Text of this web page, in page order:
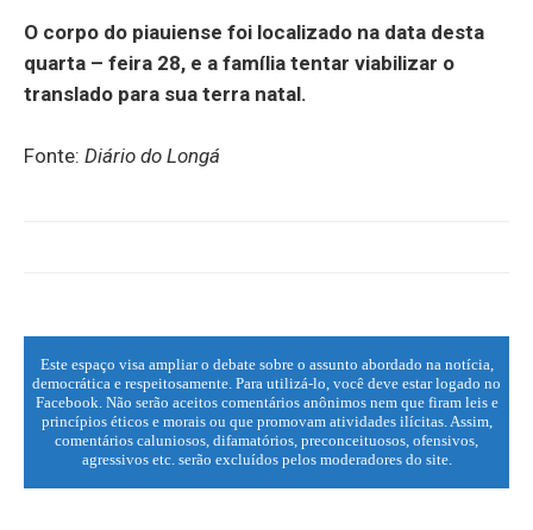
O corpo do piauiense foi localizado na data desta
quarta – feira 28, e a família tentar viabilizar o
translado para sua terra natal.
Fonte: Diário do Longá
Este espaço visa ampliar o debate sobre o assunto abordado na notícia,
democrática e respeitosamente. Para utilizá-lo, você deve estar logado no
Facebook. Não serão aceitos comentários anônimos nem que firam leis e
princípios éticos e morais ou que promovam atividades ilícitas. Assim,
comentários caluniosos, difamatórios, preconceituosos, ofensivos,
agressivos etc. serão excluídos pelos moderadores do site.